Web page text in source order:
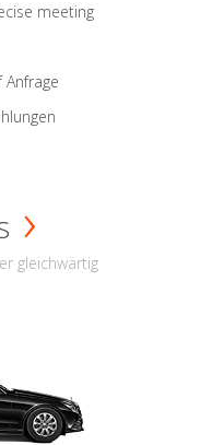
meeting
gleichwärtig